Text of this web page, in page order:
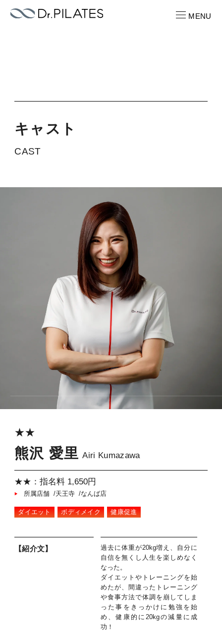
キ ャ ス ト
CAST
★★
熊沢 愛里 Airi Kumazawa
★★：指名料 1,650円
所属店舗 /天王寺 /なんば店
ダイエット ボディメイク 健康促進
【紹介文】
過去に体重が20kg増え、自分に
自信を無くし人生を楽しめなく
なった。
ダイエットやトレーニングを始
めたが、間違ったトレーニング
や食事方法で体調を崩してしま
った事をきっかけに勉強を始
め、健康的に20kgの減量に成
功！
REVIEW
COLUMN
コラム
MENU